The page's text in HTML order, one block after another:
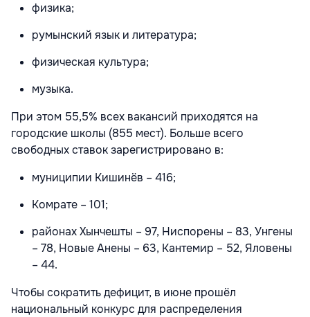
физика;
румынский язык и литература;
физическая культура;
музыка.
При этом 55,5% всех вакансий приходятся на
городские школы (855 мест). Больше всего
свободных ставок зарегистрировано в:
муниципии Кишинёв – 416;
Комрате – 101;
районах Хынчешты – 97, Ниспорены – 83, Унгены
– 78, Новые Анены – 63, Кантемир – 52, Яловены
– 44.
Чтобы сократить дефицит, в июне прошёл
национальный конкурс для распределения